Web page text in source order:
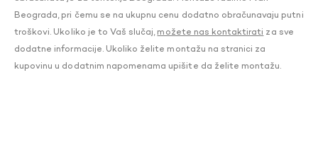
Beograda, pri čemu se na ukupnu cenu dodatno obračunavaju putni
troškovi. Ukoliko je to Vaš slučaj, možete nas kontaktirati za sve
dodatne informacije. Ukoliko želite montažu na stranici za
kupovinu u dodatnim napomenama upišite da želite montažu.